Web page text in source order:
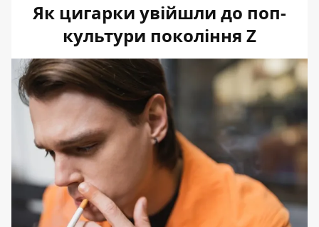
Як цигарки увійшли до поп-
культури покоління Z